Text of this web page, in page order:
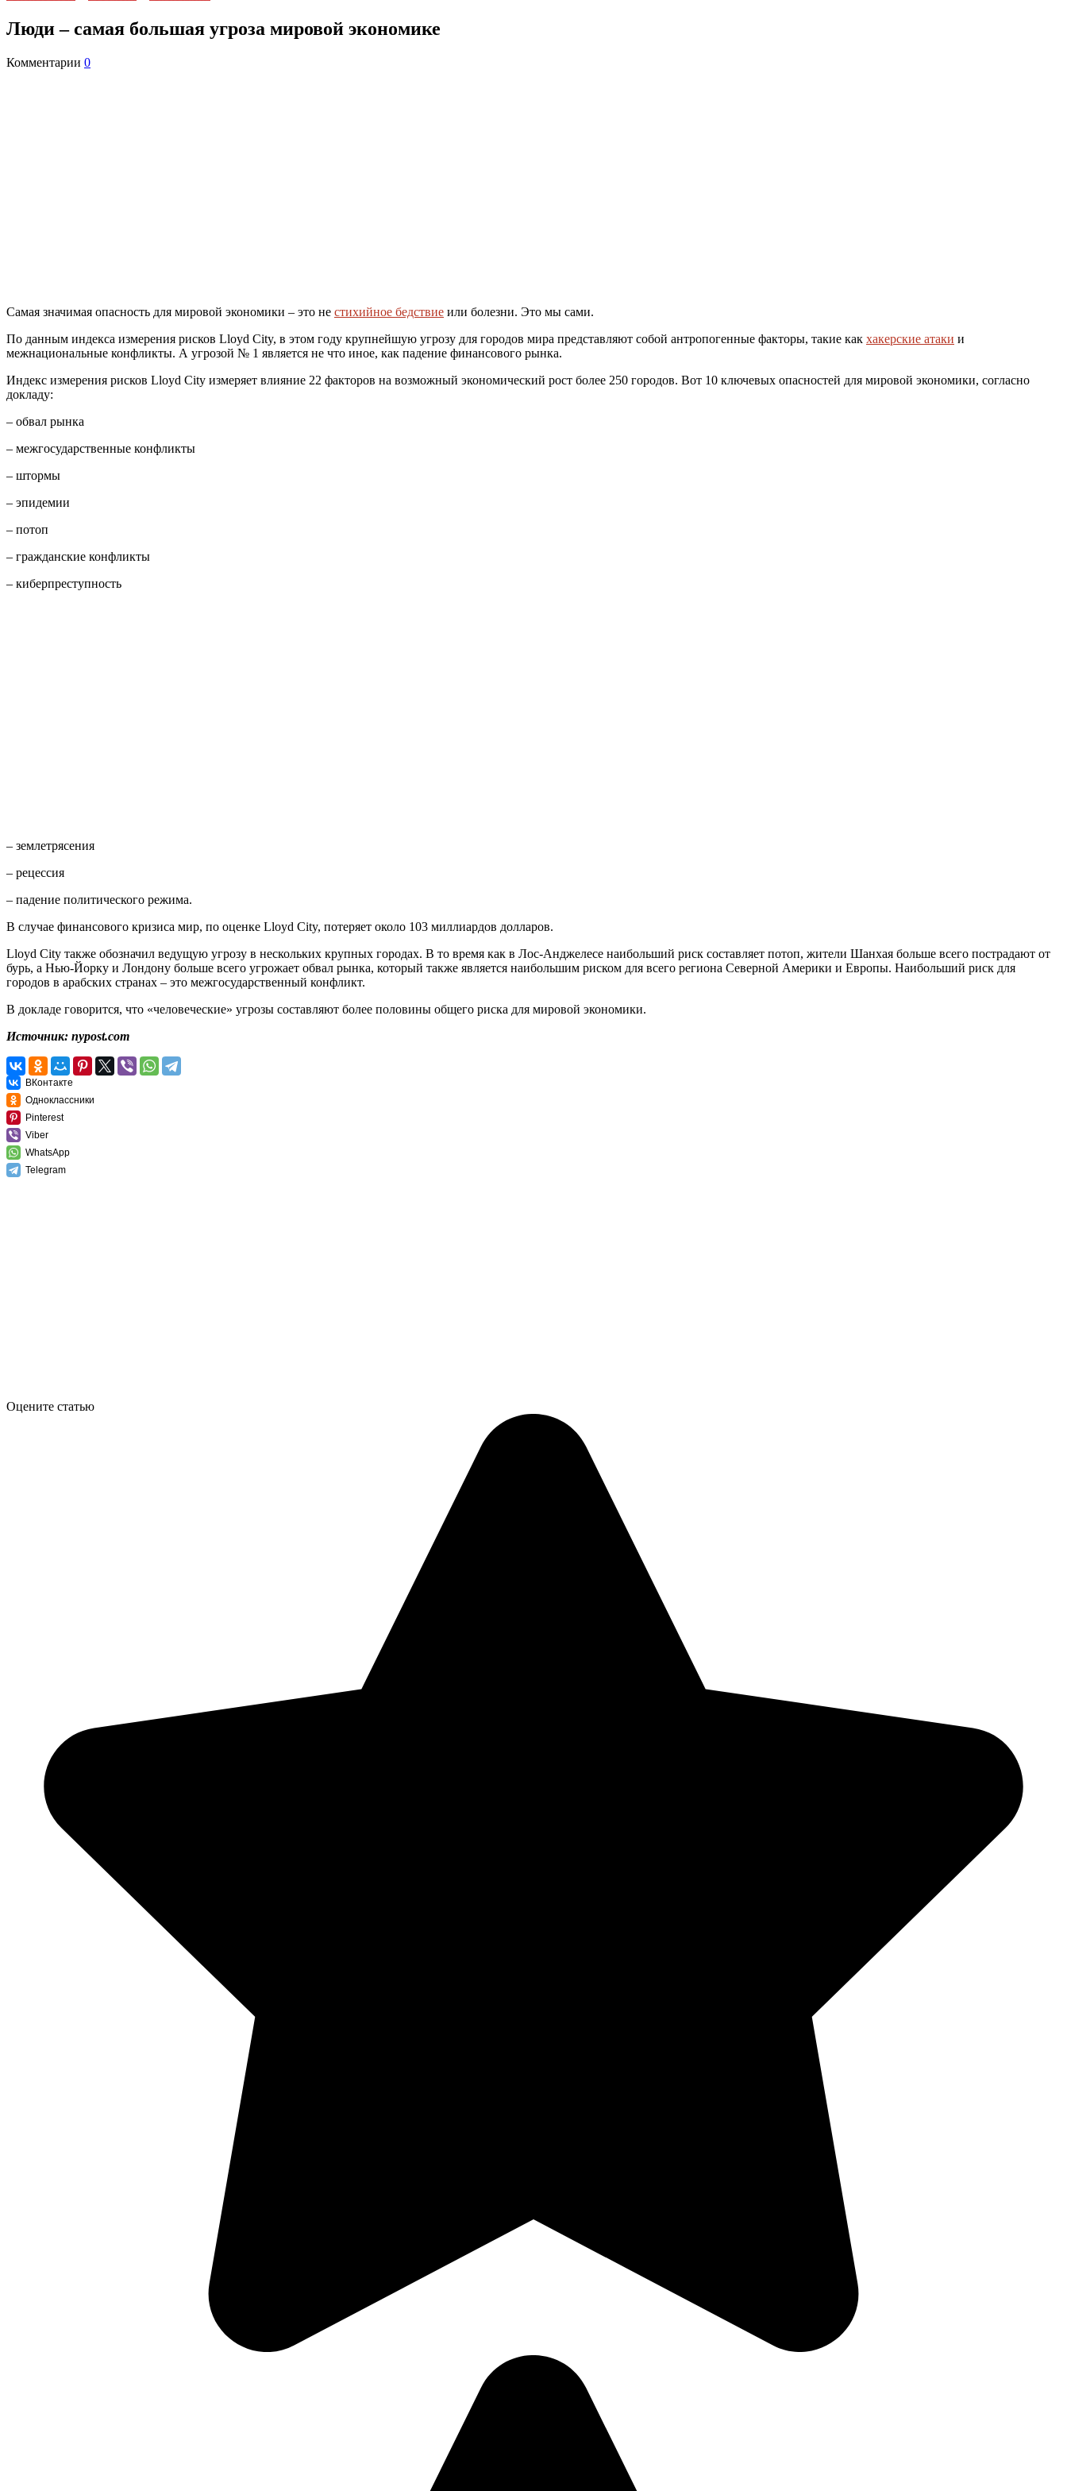
Люди – самая большая угроза мировой экономике
Комментарии 0
Самая значимая опасность для мировой экономики – это не стихийное бедствие или болезни. Это мы сами.
По данным индекса измерения рисков Lloyd City, в этом году крупнейшую угрозу для городов мира представляют собой антропогенные факторы, такие как хакерские атаки и
межнациональные конфликты. А угрозой № 1 является не что иное, как падение финансового рынка.
Индекс измерения рисков Lloyd City измеряет влияние 22 факторов на возможный экономический рост более 250 городов. Вот 10 ключевых опасностей для мировой экономики, согласно
докладу:
– обвал рынка
– межгосударственные конфликты
– штормы
– эпидемии
– потоп
– гражданские конфликты
– киберпреступность
– землетрясения
– рецессия
– падение политического режима.
В случае финансового кризиса мир, по оценке Lloyd City, потеряет около 103 миллиардов долларов.
Lloyd City также обозначил ведущую угрозу в нескольких крупных городах. В то время как в Лос-Анджелесе наибольший риск составляет потоп, жители Шанхая больше всего пострадают от
бурь, а Нью-Йорку и Лондону больше всего угрожает обвал рынка, который также является наибольшим риском для всего региона Северной Америки и Европы. Наибольший риск для
городов в арабских странах – это межгосударственный конфликт.
В докладе говорится, что «человеческие» угрозы составляют более половины общего риска для мировой экономики.
Источник: nypost.com
ВКонтакте
Одноклассники
Pinterest
Viber
WhatsApp
Telegram
Оцените статью